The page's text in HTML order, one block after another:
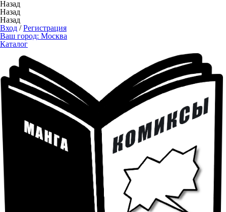
Назад
Назад
Назад
Вход /Регистрация
Ваш город: Москва
Каталог